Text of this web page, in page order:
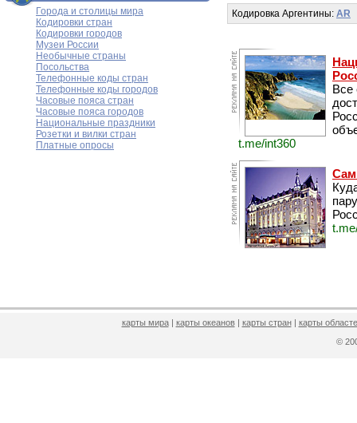
Города и столицы мира
Кодировки стран
Кодировки городов
Музеи России
Необычные страны
Посольства
Телефонные коды стран
Телефонные коды городов
Часовые пояса стран
Часовые пояса городов
Национальные праздники
Розетки и вилки стран
Платные опросы
Кодировка Аргентины: AR
Все
t.me/int360
карты мира| карты океанов| карты стран| карты
©